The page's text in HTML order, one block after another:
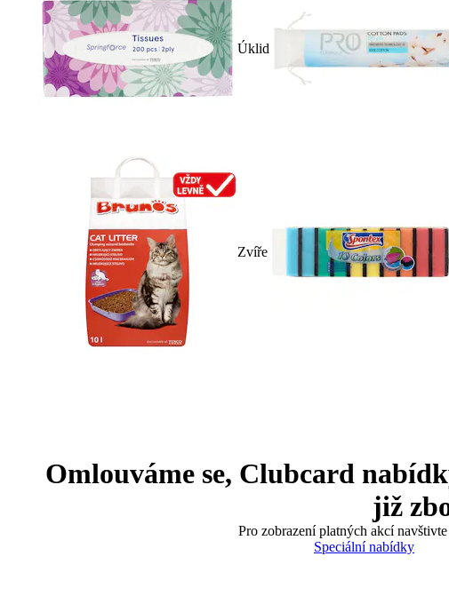
Úklid
Zvíře
Omlouváme se, Clubcard
již
Pro zobrazení platných akcí
Speciální nabídky